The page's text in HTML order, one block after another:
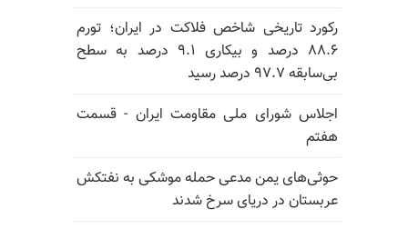
رکورد تاریخی شاخص فلاکت در ایران؛ تورم
۸۸.۶ درصد و بیکاری ۹.۱ درصد به سطح
بی‌سابقه ۹۷.۷ درصد رسید
اجلاس شورای ملی مقاومت ایران - قسمت
هفتم
حوثی‌های یمن مدعی حمله موشکی به نفتکش
عربستان در دریای سرخ شدند